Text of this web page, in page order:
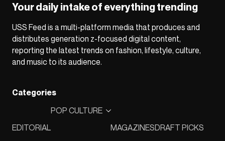
Your daily intake of everything trending
USS Feed is a multi-platform media that produces and
distributes generation z-focused digital content,
reporting the latest trends on fashion, lifestyle, culture,
and music to its audience.
Categories
EDITORIAL
POP CULTURE
MAGAZINESDRAFT PICKS